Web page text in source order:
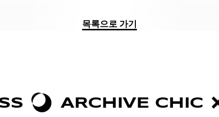
목록으로 가기
ARCHIVE CHIC